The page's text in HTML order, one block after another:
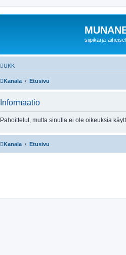
siipikarja-
UKK
Kanala Etusivu
Informaatio
Pahoittelut, mutta sinulla ei ole oikeuksia
Kanala Etusivu